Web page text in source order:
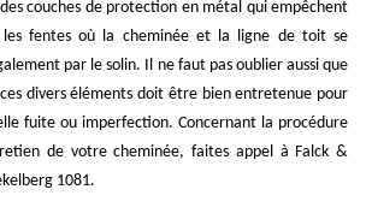
couches de protection en métal qui empêchent
les fentes où la cheminée et la ligne de toit se
par le solin. Il ne faut pas oublier aussi que
divers éléments doit être bien entretenue pour
fuite ou imperfection. Concernant la procédure
de votre cheminée, faites appel à Falck &
1081.